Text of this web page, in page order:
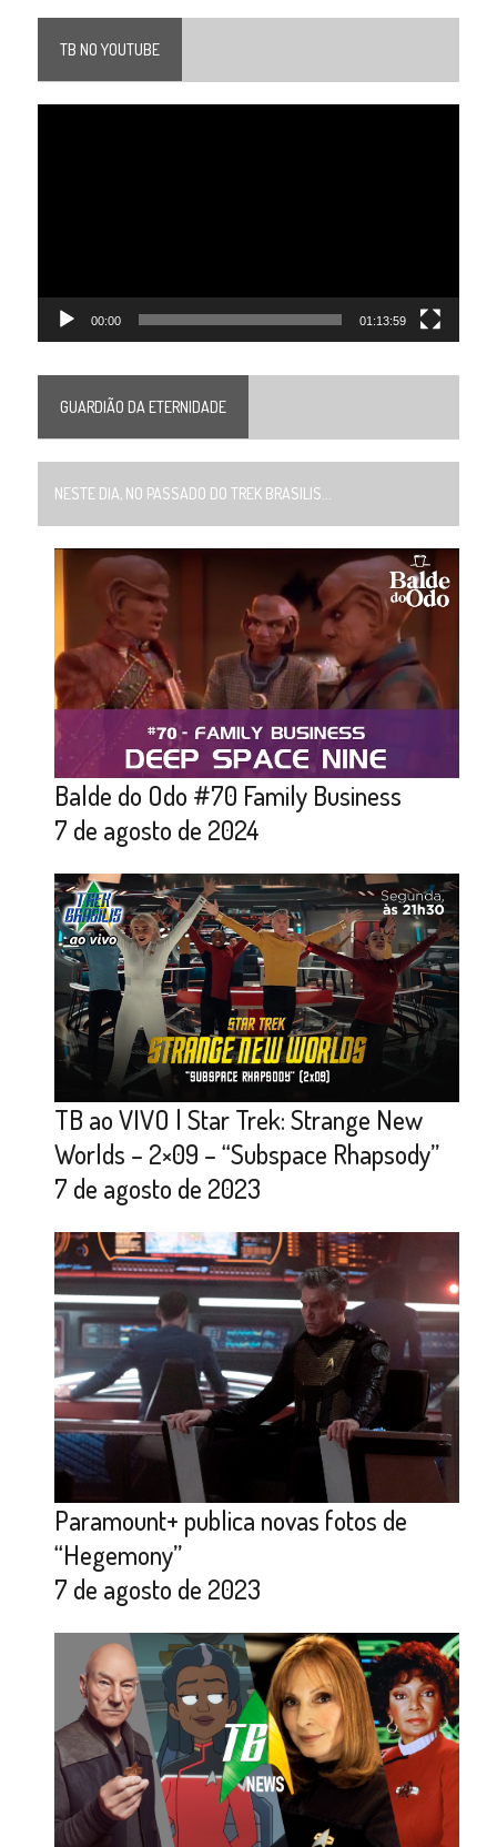
TB NO YOUTUBE
00:00 01:13:59
GUARDIÃO DA ETERNIDADE
NESTE DIA, NO PASSADO DO TREK BRASILIS...
Balde do Odo #70 Family Business
7 de agosto de 2024
TB ao VIVO | Star Trek: Strange New
Worlds – 2×09 – “Subspace Rhapsody”
7 de agosto de 2023
Paramount+ publica novas fotos de
“Hegemony”
7 de agosto de 2023